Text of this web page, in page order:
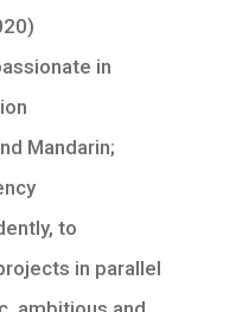
in
Mandarin;
to
in parallel